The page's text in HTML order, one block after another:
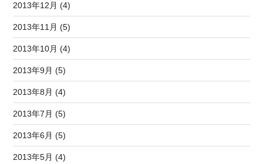
2013年12月 (4)
2013年11月 (5)
2013年10月 (4)
2013年9月 (5)
2013年8月 (4)
2013年7月 (5)
2013年6月 (5)
2013年5月 (4)